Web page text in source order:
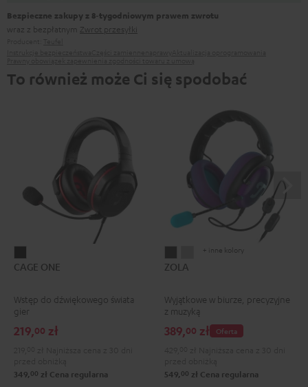
Bezpieczne zakupy z 8‑tygodniowym prawem zwrotu
wraz z bezpłatnym Zwrot przesyłki
To również może Ci się spodobać
ONE
Black
CAGE ONE
Wstęp do dźwiękowego świata
gier
219,00 zł
349, 00 zł Cena regularna
Dark
ZOLA
+ inne kolory
ZOLA
Wyjątkowe w biurze, precyzyjne
z muzyką
Oferta
389,00 zł
549, 00 zł Cena regularna